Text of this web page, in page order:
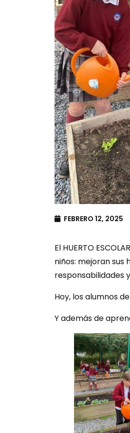
FEBRERO 12, 2025
El HUERTO
niños: mejoran
responsabilidades
Hoy, los alumnos
Y además de